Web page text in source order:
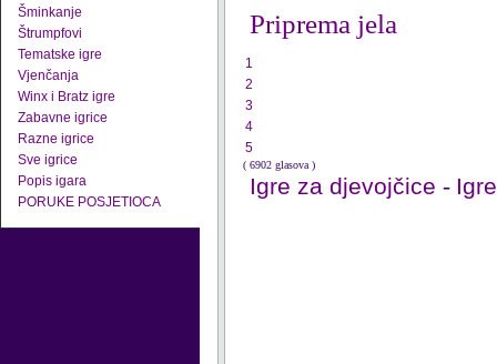
Šminkanje
Štrumpfovi
Tematske igre
Vjenčanja
Winx i Bratz igre
Zabavne igrice
Razne igrice
Sve igrice
Popis igara
PORUKE POSJETIOCA
Priprema jela
1
2
3
4
5
( 6902 glasova )
Igre za djevojčice -